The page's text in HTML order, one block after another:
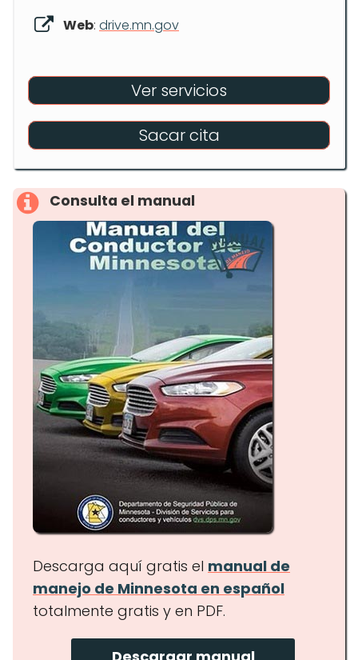
Web: drive.mn.gov
Ver servicios
Sacar cita
Consulta el manual
Descarga aquí gratis el manual de
manejo de Minnesota en español
totalmente gratis y en PDF.